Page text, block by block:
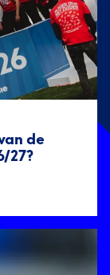
de
27?